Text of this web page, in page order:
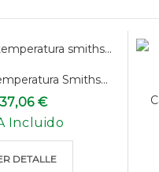
Smiths...
37,06 €
Incluido
DETALLE